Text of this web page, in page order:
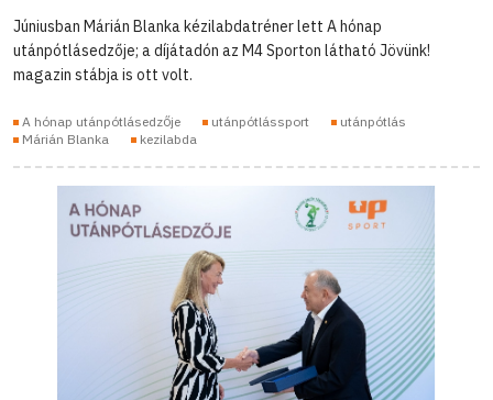
Júniusban Márián Blanka kézilabdatréner lett A hónap
utánpótlásedzője; a díjátadón az M4 Sporton látható Jövünk!
magazin stábja is ott volt.
A hónap utánpótlásedzője utánpótlássport
utánpótlás
Márián Blanka
kezilabda